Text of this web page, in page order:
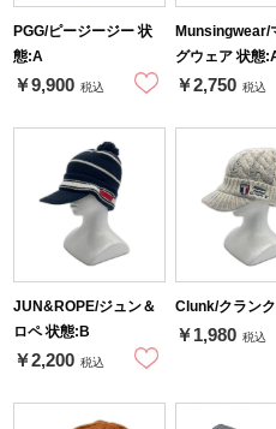
PGG/ピージージー 状
態:A
￥9,900 税込
Munsingwear/
グウェア 状態
￥2,750 税込
JUN&ROPE/ジュン＆
ロペ 状態:B
￥2,200 税込
Clunk/クラン
￥1,980 税込